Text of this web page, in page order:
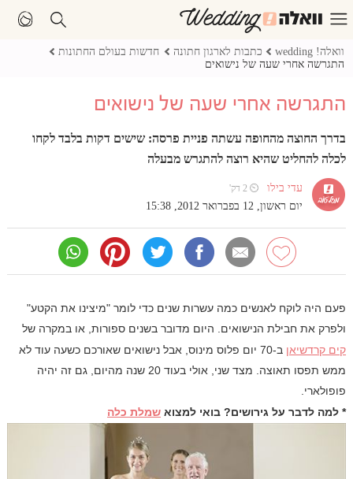
וואלה! wedding כתבות לארגון חתונה
חדשות בעולם החתונות
התגרשה אחרי שעה של נישואים
התגרשה אחרי שעה של נישואים
בדרך החוצה מהחופה עשתה פניית פרסה: שישים דקות בלבד לקחו
לכלה להחליט שהיא רוצה להתגרש מבעלה
עדי בילו ⏲ 2 דק'
יום ראשון, 12 בפברואר 2012, 15:38
פעם היה לוקח לאנשים כמה עשרות שנים כדי לומר "מיצינו את הקטע"
ולפרק את חבילת הנישואים. היום מדובר בשנים ספורות, או במקרה של
קים קרדשיאן
ב-70 יום פלוס מינוס, אבל נישואים שאורכם כשעה עוד לא
ממש תפסו תאוצה. מצד שני, אולי בעוד 20 שנה מהיום, גם זה יהיה
פופולארי.
* למה לדבר על גירושים? בואי למצוא שמלת כלה